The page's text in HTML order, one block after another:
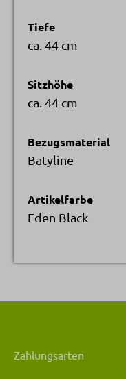
Tiefe
ca. 44 cm
Sitzhöhe
ca. 44 cm
Bezugsmaterial
Batyline
Artikelfarbe
Eden Black
Zahlungsarten